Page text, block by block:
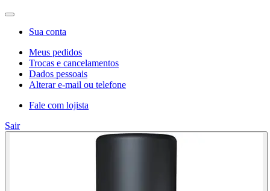
Sua conta
Meus pedidos
Trocas e cancelamentos
Dados pessoais
Alterar e-mail ou telefone
Fale com lojista
Sair